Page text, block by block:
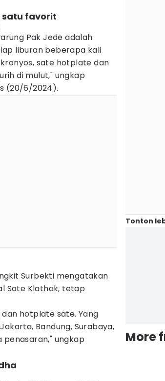
satu favorit
Pak Jede adalah
liburan beberapa kali
sate hotplate dan
di mulut," ungkap
(20/6/2024).
Surbekti mengatakan
Sate Klathak, tetap
hotplate sate. Yang
Bandung, Surabaya,
penasaran," ungkap
Tonton
More